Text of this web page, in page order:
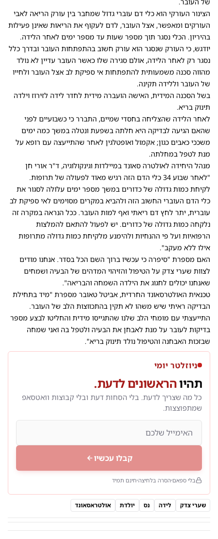
הצינור העורקי הוא כלי דם עוברי גדול שמחבר בין עורק הריאה לאבי
העורקים ומאפשר, אצל העובר, לדם לעקוף את הריאות שאינן פעילות
בהיריון. הכלי נסגר תוך מספר שעות עד מספר ימים לאחר הלידה.
יודגש, כי העורק שנסגר הוא עורק חשוב בהתפתחות העובר ובדרך כלל
נסגר רק לאחר הלידה, אולם סגירה שלו כאשר העובר עדיין לא נולד
מהווה סכנה משמעותית להתפתחות אי ספיקת לב אצל העובר ולחייו
של העובר וללידה תקינה.
בשל הסכנה המידית, האישה הועברה מידית לחדר לידה לזירוז וילדה
תינוק בריא.
לאחר הלידה שהצליחה בחסדי שמיים, התברר כי כשבועיים לפני
שהאם הגיעה לבדיקה היא חלתה בשפעת ונטלה במשך כמה ימים
משככי כאבים כגון; אקמול ואופטלגין לאחר שהתייעצה עם רופא על
מנת לטפל במחלתה.
מנהל היחידה לאולטרה סאונד במיילדות וגינקולוגיה, ד"ר אורי חן
"לאחר שבוע 34 כלי הדם הזה רגיש מאוד לפעולה של תרופות.
לקיחת כמות גדולה של כדורים במשך מספר ימים עלולה לסגור את
כלי הדם העוברי החשוב הזה ולהביא במקרים מסוימים לאי ספיקת לב
עוברית, יתר לחץ דם ריאתי ואף למות העובר. ככל הנראה במקרה זה
נלקחה כמות גדולה של כדורים. יש לפעול להתאם להמלצות
הרפואיות ועל פי ההנחיות ולהימנע מלקיחת כמות גדולה מתרופות
אילו ללא מעקב".
האם מספרת "סיפרה כי עכשיו ברוך השם הכל בסדר. אנחנו מודים
לצוות שערי צדק על הטיפול והזיהוי המדהים של הבעיה ושמחים
שאנחנו יכולים לחגוג את הילדה השמחה והבריאה".
טכנאית האולטרסאונד החרדית, אביטל טאובר מספרת "מיד בתחילת
הבדיקה ראיתי שיש משהו לא תקין בהתכווצות הלב של העובר.
התייעצתי עם מומחי הלב שלנו שהתגייסו מידית והחליטו לבצע מספר
בדיקות לעובר על מנת לאבחן את הבעיה ולטפל בה ואני שמחה
שבזכות האבחנה והטיפול נולד תינוק בריא".
ניוזלטר יומי
תהיוהראשונים לדעת.
כל מה שצריך לדעת. בלי הסחות דעת ובלי קבוצות וואטסאפ
שמתפוצצות.
קבלו עכשיו
בלי ספאם הסרה בלחיצה חינם תמיד
שערי צדק לידה נס יולדת אולטראסאונד